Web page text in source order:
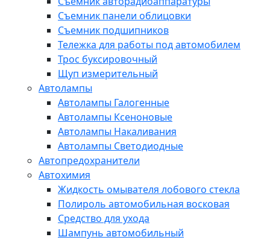
Съемник панели облицовки
Съемник подшипников
Тележка для работы под автомобилем
Трос буксировочный
Щуп измерительный
Автолампы
Автолампы Галогенные
Автолампы Ксеноновые
Автолампы Накаливания
Автолампы Светодиодные
Автопредохранители
Автохимия
Жидкость омывателя лобового стекла
Полироль автомобильная восковая
Средство для ухода
Шампунь автомобильный